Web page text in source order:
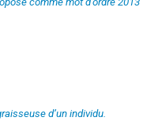
d’un individu.